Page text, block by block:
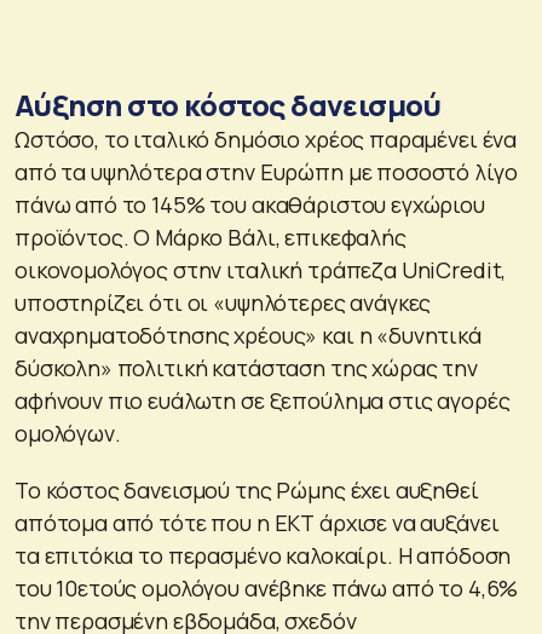
Aύξηση στο κόστος δανεισμού
Ωστόσο, το ιταλικό δημόσιο χρέος παραμένει ένα
από τα υψηλότερα στην Ευρώπη με ποσοστό λίγο
πάνω από το 145% του ακαθάριστου εγχώριου
προϊόντος. Ο Μάρκο Βάλι, επικεφαλής
οικονομολόγος στην ιταλική τράπεζα UniCredit,
υποστηρίζει ότι οι «υψηλότερες ανάγκες
αναχρηματοδότησης χρέους» και η «δυνητικά
δύσκολη» πολιτική κατάσταση της χώρας την
αφήνουν πιο ευάλωτη σε ξεπούλημα στις αγορές
ομολόγων.
Το κόστος δανεισμού της Ρώμης έχει αυξηθεί
απότομα από τότε που η ΕΚΤ άρχισε να αυξάνει
τα επιτόκια το περασμένο καλοκαίρι. Η απόδοση
του 10ετούς ομολόγου ανέβηκε πάνω από το 4,6%
την περασμένη εβδομάδα, σχεδόν